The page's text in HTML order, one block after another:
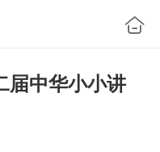
届中华小小讲